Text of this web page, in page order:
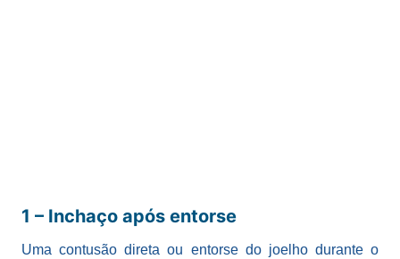
1 – Inchaço após entorse
Uma contusão direta ou entorse do joelho durante o